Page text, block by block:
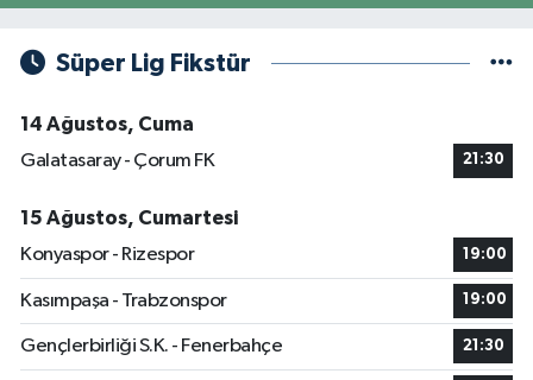
Süper Lig Fikstür
14 Ağustos, Cuma
Galatasaray - Çorum FK
21:30
15 Ağustos, Cumartesi
Konyaspor - Rizespor
19:00
Kasımpaşa - Trabzonspor 19:00
Gençlerbirliği S.K. - Fenerbahçe 21:30